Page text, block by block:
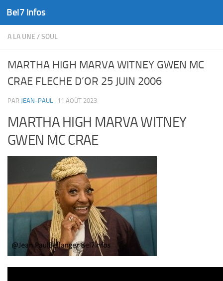
Skip to content
Bel7 Infos
A LA UNE /SOUL
MARTHA HIGH MARVA WITNEY GWEN MC
CRAE FLECHE D’OR 25 JUIN 2006
PAR JEAN-PAUL · 11 AOÛT 2023
MARTHA HIGH MARVA WITNEY
GWEN MC CRAE